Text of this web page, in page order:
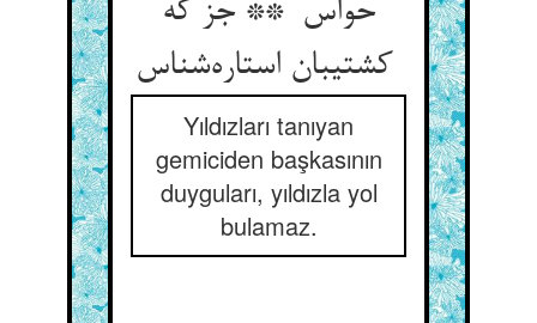
حواس ** جز که
Yıldızları tanıyan
gemiciden başkasının
duyguları, yıldızla yol
bulamaz.